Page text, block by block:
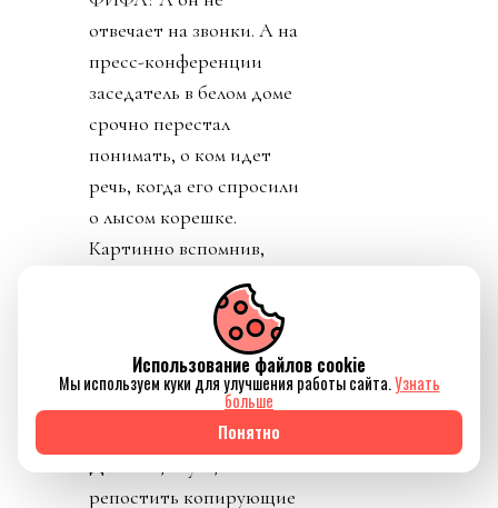
отвечает на звонки. А на
пресс-конференции
заседатель в белом доме
срочно перестал
понимать, о ком идет
речь, когда его спросили
о лысом корешке.
Картинно вспомнив,
дон заявил, что не
разговаривал с
Инфантино. Лишенный
благословения патрона,
скукожившийся до
размеров Волдеморта,
репостить копирующие
Использование файлов cookie
Мы используем куки для улучшения работы сайта.Узнать
больше
Понятно